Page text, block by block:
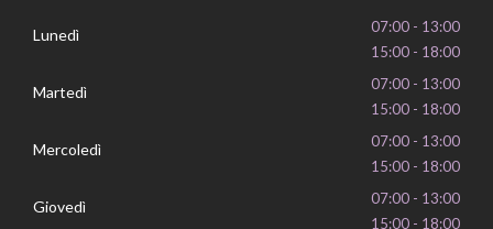
Lunedì
07:00 - 13:00
15:00 - 18:00
Martedì
07:00 - 13:00
15:00 - 18:00
Mercoledì
07:00 - 13:00
15:00 - 18:00
Giovedì
07:00 - 13:00
15:00 - 18:00